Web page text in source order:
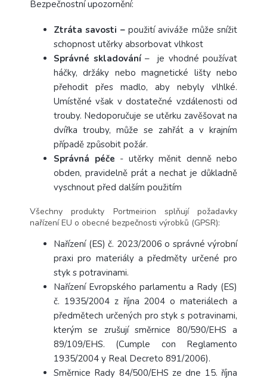
Bezpečnostní upozornění:
Ztráta savosti – použití aviváže může snížit
schopnost utěrky absorbovat vlhkost
Správné skladování– je vhodné používat
háčky, držáky nebo magnetické lišty nebo
přehodit přes madlo, aby nebyly vlhlké.
Umístěné však v dostatečné vzdálenosti od
trouby. Nedoporučuje se utěrku zavěšovat na
dvířka trouby, může se zahřát a v krajním
případě způsobit požár.
Správná péče - utěrky měnit denně nebo
obden, pravidelně prát a nechat je důkladně
vyschnout před dalším použitím
Všechny produkty Portmeirion splňují požadavky
nařízení EU o obecné bezpečnosti výrobků (GPSR):
Nařízení (ES) č. 2023/2006 o správné výrobní
praxi pro materiály a předměty určené pro
styk s potravinami.
Nařízení Evropského parlamentu a Rady (ES)
č. 1935/2004 z října 2004 o materiálech a
předmětech určených pro styk s potravinami,
kterým se zrušují směrnice 80/590/EHS a
89/109/EHS.
(Cumple con Reglamento
1935/2004 y Real Decreto 891/2006).
Směrnice Rady 84/500/EHS ze dne 15. října